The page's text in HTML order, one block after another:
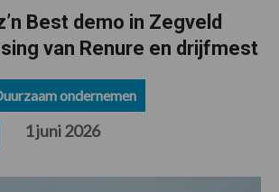
Best demo in Zegveld
van Renure en drijfmest
ondernemen
1 juni 2026